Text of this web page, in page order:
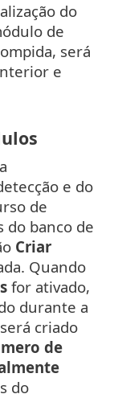
do
de
será
e
e do
de
do banco de
Criar
Quando
for ativado,
durante a
criado
de
do